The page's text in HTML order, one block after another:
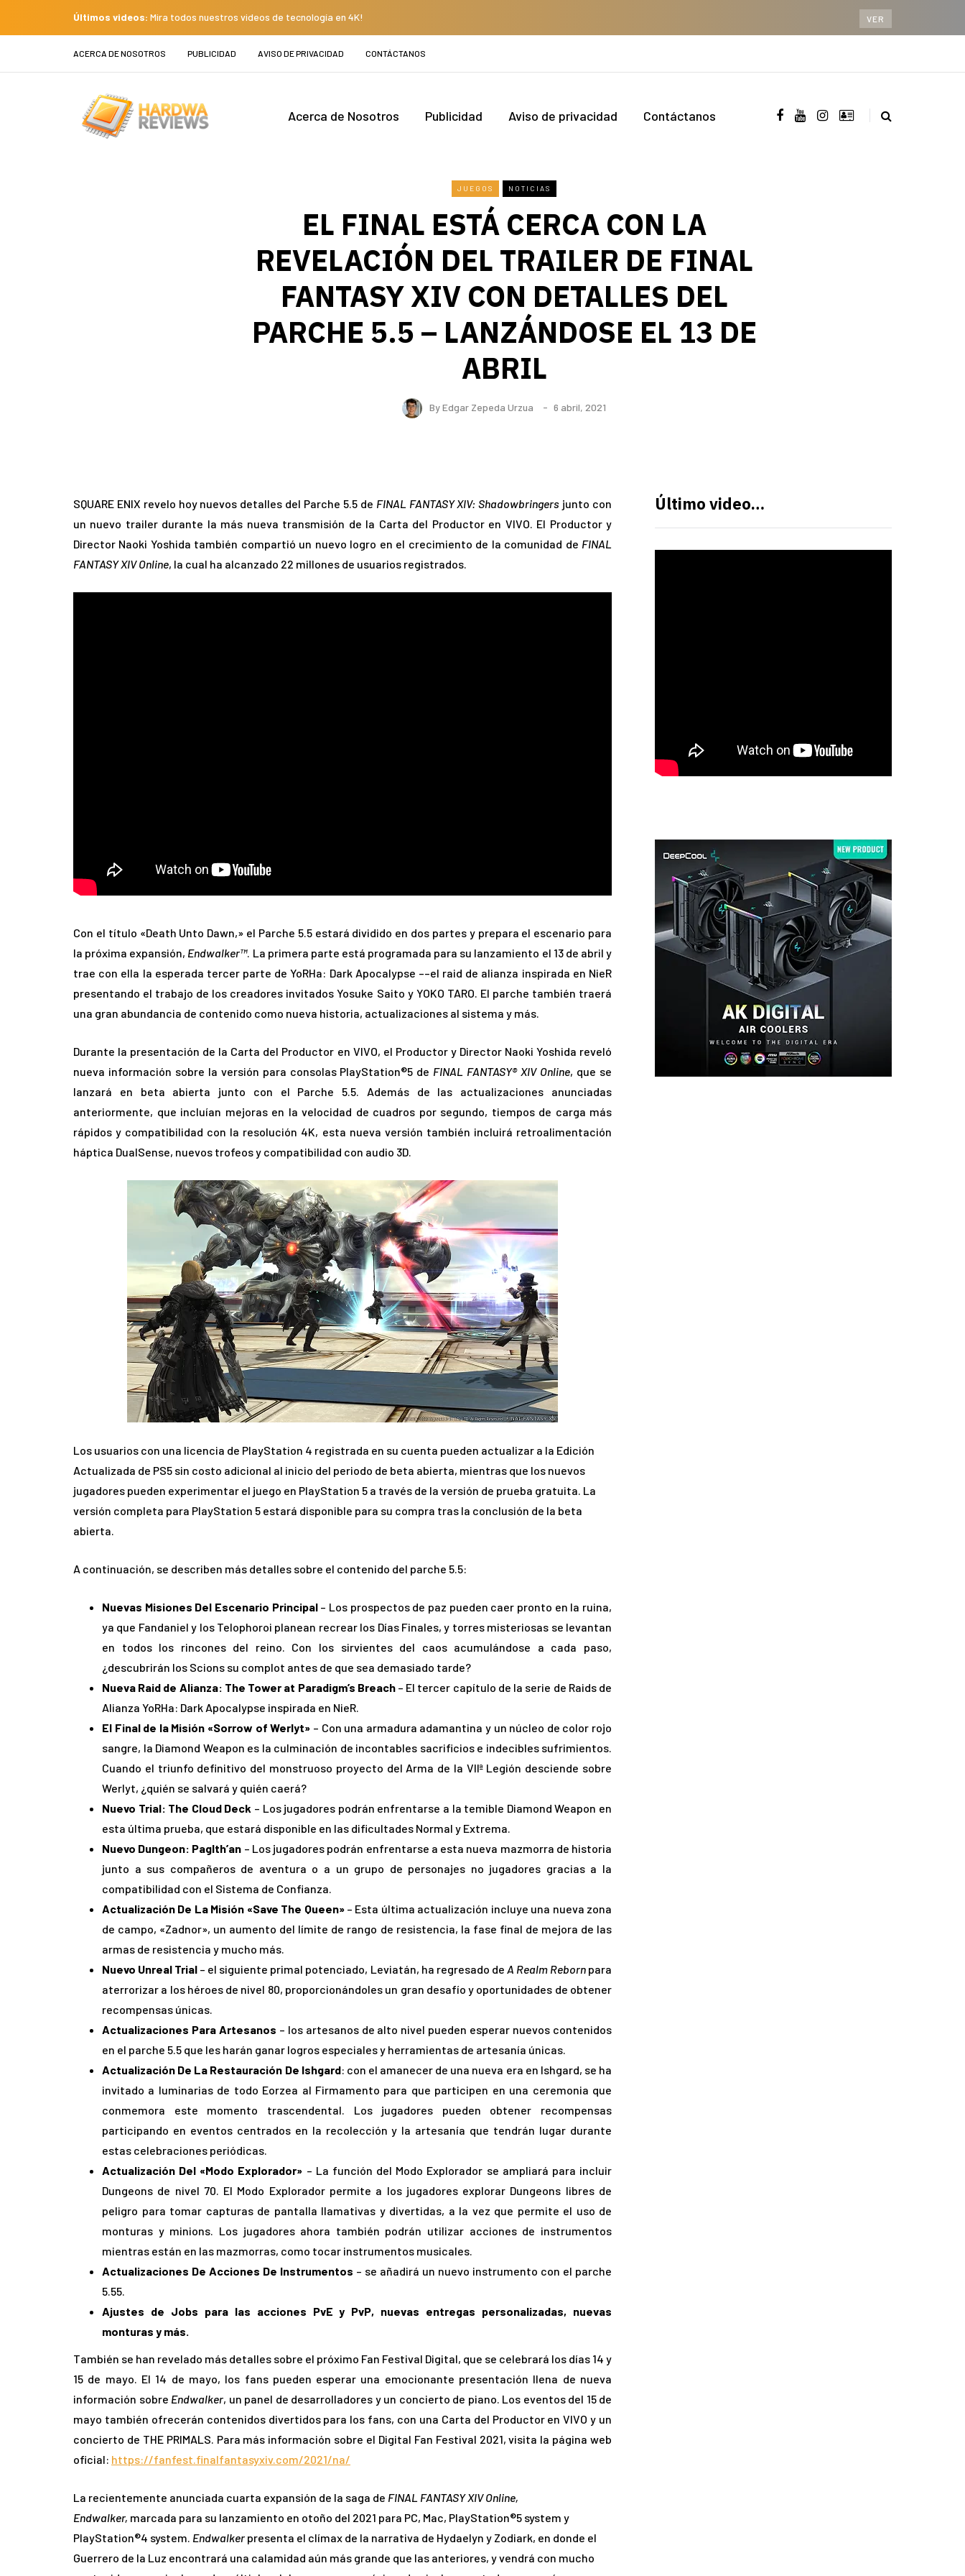
Últimos videos: Mira todos nuestros videos de tecnología en 4K! VER
ACERCA DE NOSOTROS PUBLICIDAD AVISO DE PRIVACIDAD CONTÁCTANOS
Acerca de Nosotros Publicidad Aviso de privacidad Contáctanos
JUEGOS NOTICIAS
EL FINAL ESTÁ CERCA CON LA
REVELACIÓN DEL TRAILER DE FINAL
FANTASY XIV CON DETALLES DEL
PARCHE 5.5 – LANZÁNDOSE EL 13 DE
ABRIL
ByEdgar Zepeda Urzua 6 abril, 2021
SQUARE ENIX revelo hoy nuevos detalles del Parche 5.5 de FINAL FANTASY XIV: Shadowbringers junto con
un nuevo trailer durante la más nueva transmisión de la Carta del Productor en VIVO. El Productor y
Director Naoki Yoshida también compartió un nuevo logro en el crecimiento de la comunidad de FINAL
FANTASY XIV Online, la cual ha alcanzado 22 millones de usuarios registrados.
Con el título «Death Unto Dawn,» el Parche 5.5 estará dividido en dos partes y prepara el escenario para
la próxima expansión, Endwalker™. La primera parte está programada para su lanzamiento el 13 de abril y
trae con ella la esperada tercer parte de YoRHa: Dark Apocalypse ––el raid de alianza inspirada en NieR
presentando el trabajo de los creadores invitados Yosuke Saito y YOKO TARO. El parche también traerá
una gran abundancia de contenido como nueva historia, actualizaciones al sistema y más.
Durante la presentación de la Carta del Productor en VIVO, el Productor y Director Naoki Yoshida reveló
nueva información sobre la versión para consolas PlayStation®5 de FINAL FANTASY® XIV Online, que se
lanzará en beta abierta junto con el Parche 5.5. Además de las actualizaciones anunciadas
anteriormente, que incluían mejoras en la velocidad de cuadros por segundo, tiempos de carga más
rápidos y compatibilidad con la resolución 4K, esta nueva versión también incluirá retroalimentación
háptica DualSense, nuevos trofeos y compatibilidad con audio 3D.
Los usuarios con una licencia de PlayStation 4 registrada en su cuenta pueden actualizar a la Edición
Actualizada de PS5 sin costo adicional al inicio del periodo de beta abierta, mientras que los nuevos
jugadores pueden experimentar el juego en PlayStation 5 a través de la versión de prueba gratuita. La
versión completa para PlayStation 5 estará disponible para su compra tras la conclusión de la beta
abierta.
A continuación, se describen más detalles sobre el contenido del parche 5.5:
Nuevas Misiones Del Escenario Principal– Los prospectos de paz pueden caer pronto en la ruina,
ya que Fandaniel y los Telophoroi planean recrear los Días Finales, y torres misteriosas se levantan
en todos los rincones del reino. Con los sirvientes del caos acumulándose a cada paso,
¿descubrirán los Scions su complot antes de que sea demasiado tarde?
Nueva Raid de Alianza: The Tower at Paradigm’s Breach– El tercer capítulo de la serie de Raids de
Alianza YoRHa: Dark Apocalypse inspirada en NieR.
El Final de la Misión «Sorrow of Werlyt» – Con una armadura adamantina y un núcleo de color rojo
sangre, la Diamond Weapon es la culminación de incontables sacrificios e indecibles sufrimientos.
Cuando el triunfo definitivo del monstruoso proyecto del Arma de la VIIª Legión desciende sobre
Werlyt, ¿quién se salvará y quién caerá?
Nuevo Trial: The Cloud Deck – Los jugadores podrán enfrentarse a la temible Diamond Weapon en
esta última prueba, que estará disponible en las dificultades Normal y Extrema.
Nuevo Dungeon: Paglth’an – Los jugadores podrán enfrentarse a esta nueva mazmorra de historia
junto a sus compañeros de aventura o a un grupo de personajes no jugadores gracias a la
compatibilidad con el Sistema de Confianza.
Actualización De La Misión «Save The Queen»– Esta última actualización incluye una nueva zona
de campo, «Zadnor», un aumento del límite de rango de resistencia, la fase final de mejora de las
armas de resistencia y mucho más.
Nuevo Unreal Trial – el siguiente primal potenciado, Leviatán, ha regresado de A Realm Reborn para
aterrorizar a los héroes de nivel 80, proporcionándoles un gran desafío y oportunidades de obtener
recompensas únicas.
Actualizaciones Para Artesanos – los artesanos de alto nivel pueden esperar nuevos contenidos
en el parche 5.5 que les harán ganar logros especiales y herramientas de artesanía únicas.
Actualización De La Restauración De Ishgard: con el amanecer de una nueva era en Ishgard, se ha
invitado a luminarias de todo Eorzea al Firmamento para que participen en una ceremonia que
conmemora este momento trascendental. Los jugadores pueden obtener recompensas
participando en eventos centrados en la recolección y la artesanía que tendrán lugar durante
estas celebraciones periódicas.
Actualización Del «Modo Explorador» – La función del Modo Explorador se ampliará para incluir
Dungeons de nivel 70. El Modo Explorador permite a los jugadores explorar Dungeons libres de
peligro para tomar capturas de pantalla llamativas y divertidas, a la vez que permite el uso de
monturas y minions. Los jugadores ahora también podrán utilizar acciones de instrumentos
mientras están en las mazmorras, como tocar instrumentos musicales.
Actualizaciones De Acciones De Instrumentos – se añadirá un nuevo instrumento con el parche
5.55.
Ajustes de Jobs para las acciones PvE y PvP, nuevas entregas personalizadas, nuevas
monturas y más.
También se han revelado más detalles sobre el próximo Fan Festival Digital, que se celebrará los días 14 y
15 de mayo. El 14 de mayo, los fans pueden esperar una emocionante presentación llena de nueva
información sobre Endwalker, un panel de desarrolladores y un concierto de piano. Los eventos del 15 de
mayo también ofrecerán contenidos divertidos para los fans, con una Carta del Productor en VIVO y un
concierto de THE PRIMALS. Para más información sobre el Digital Fan Festival 2021, visita la página web
oficial: https://fanfest.finalfantasyxiv.com/2021/na/
La recientemente anunciada cuarta expansión de la saga de FINAL FANTASY XIV Online,
Endwalker, marcada para su lanzamiento en otoño del 2021 para PC, Mac, PlayStation®5 system y
PlayStation®4 system. Endwalker presenta el clímax de la narrativa de Hydaelyn y Zodiark, en donde el
Guerrero de la Luz encontrará una calamidad aún más grande que las anteriores, y vendrá con mucho
Último video…